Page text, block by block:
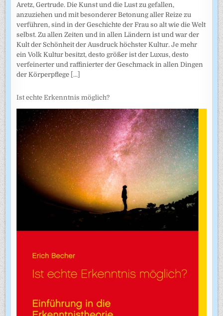
Aretz, Gertrude. Die Kunst und die Lust zu gefallen,
anzuziehen und mit besonderer Betonung aller Reize zu
verführen, sind in der Geschichte der Frau so alt wie die Welt
selbst. Zu allen Zeiten und in allen Ländern ist und war der
Kult der Schönheit der Ausdruck höchster Kultur. Je mehr
ein Volk Kultur besitzt, desto größer ist der Luxus, desto
verfeinerter und raffinierter der Geschmack in allen Dingen
der Körperpflege [...]
Ist echte Erkenntnis möglich?